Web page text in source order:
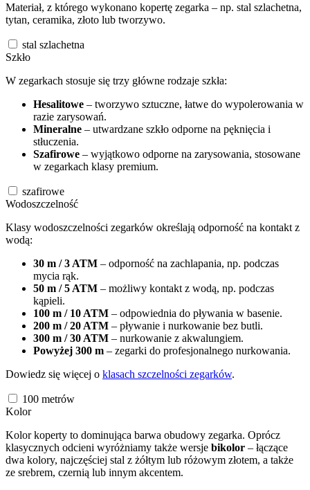
Materiał, z którego wykonano kopertę zegarka – np. stal szlachetna,
tytan, ceramika, złoto lub tworzywo.
stal szlachetna
Szkło
W zegarkach stosuje się trzy główne rodzaje szkła:
Hesalitowe – tworzywo sztuczne, łatwe do wypolerowania w
razie zarysowań.
Mineralne – utwardzane szkło odporne na pęknięcia i
stłuczenia.
Szafirowe – wyjątkowo odporne na zarysowania, stosowane
w zegarkach klasy premium.
szafirowe
Wodoszczelność
Klasy wodoszczelności zegarków określają odporność na kontakt z
wodą:
30 m / 3 ATM – odporność na zachlapania, np. podczas
mycia rąk.
50 m / 5 ATM – możliwy kontakt z wodą, np. podczas
kąpieli.
100 m / 10 ATM – odpowiednia do pływania w basenie.
200 m / 20 ATM – pływanie i nurkowanie bez butli.
300 m / 30 ATM – nurkowanie z akwalungiem.
Powyżej 300 m – zegarki do profesjonalnego nurkowania.
Dowiedz się więcej o klasach szczelności zegarków.
100 metrów
Kolor
Kolor koperty to dominująca barwa obudowy zegarka. Oprócz
klasycznych odcieni wyróżniamy także wersje bikolor – łączące
dwa kolory, najczęściej stal z żółtym lub różowym złotem, a także
ze srebrem, czernią lub innym akcentem.